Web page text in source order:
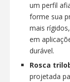
um perfil
forme sua
mais
em
durável.
Rosca
projetada